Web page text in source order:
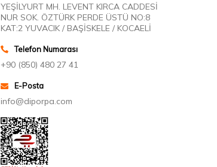
YEŞİLYURT MH. LEVENT KIRCA CADDESİ
NUR SOK. ÖZTÜRK PERDE ÜSTÜ NO:8
KAT:2 YUVACIK / BAŞİSKELE / KOCAELİ
Telefon Numarası
+90 (850) 480 27 41
E-Posta
info@diporpa.com